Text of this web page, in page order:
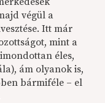
végül a
Itt már
mint a
éles,
ám olyanok is,
bármiféle – el